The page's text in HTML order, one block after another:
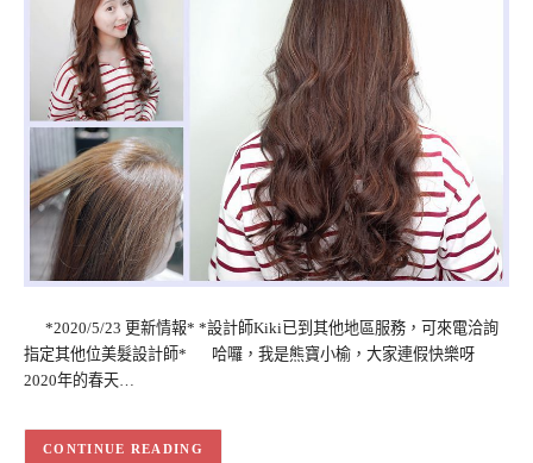
*2020/5/23 更新情報* *設計師Kiki已到其他地區服務，可來電洽詢
指定其他位美髮設計師* 哈囉，我是熊寶小榆，大家連假快樂呀
2020年的春天…
CONTINUE READING